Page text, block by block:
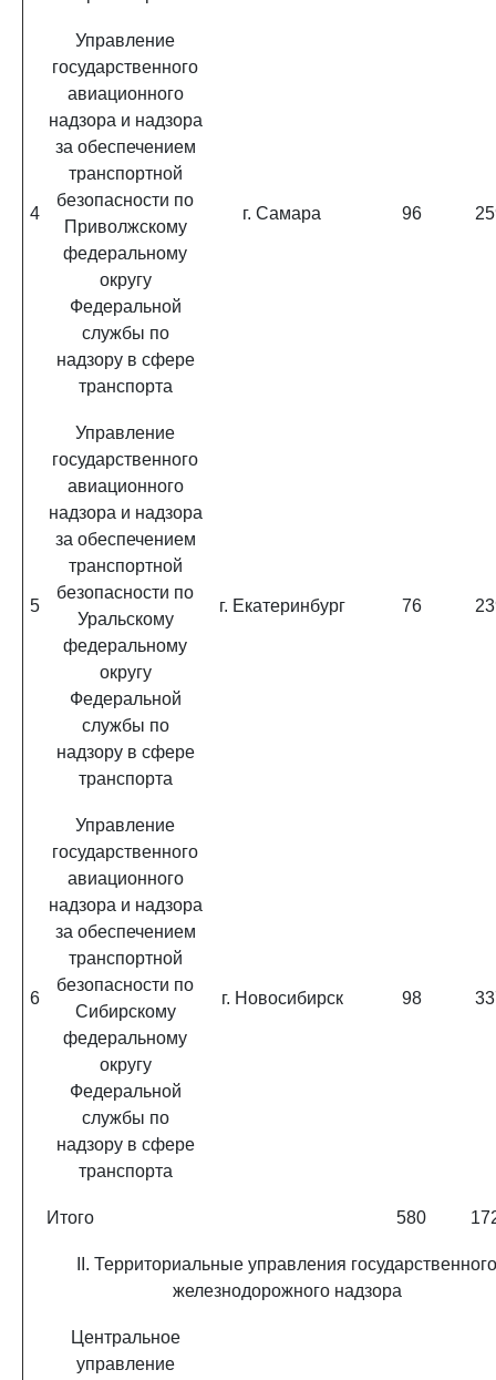
4
Управление
государственного
авиационного
надзора и надзора
за обеспечением
транспортной
безопасности по
Приволжскому
федеральному
округу
Федеральной
службы по
надзору в сфере
транспорта
г. Самара 96
5
Управление
государственного
авиационного
надзора и надзора
за обеспечением
транспортной
безопасности по
Уральскому
федеральному
округу
Федеральной
службы по
надзору в сфере
транспорта
г. Екатеринбург 76
6
Управление
государственного
авиационного
надзора и надзора
за обеспечением
транспортной
безопасности по
Сибирскому
федеральному
округу
Федеральной
службы по
надзору в сфере
транспорта
г. Новосибирск 98
Итого 580
II. Территориальные управления государственного
железнодорожного надзора
Центральное
управление